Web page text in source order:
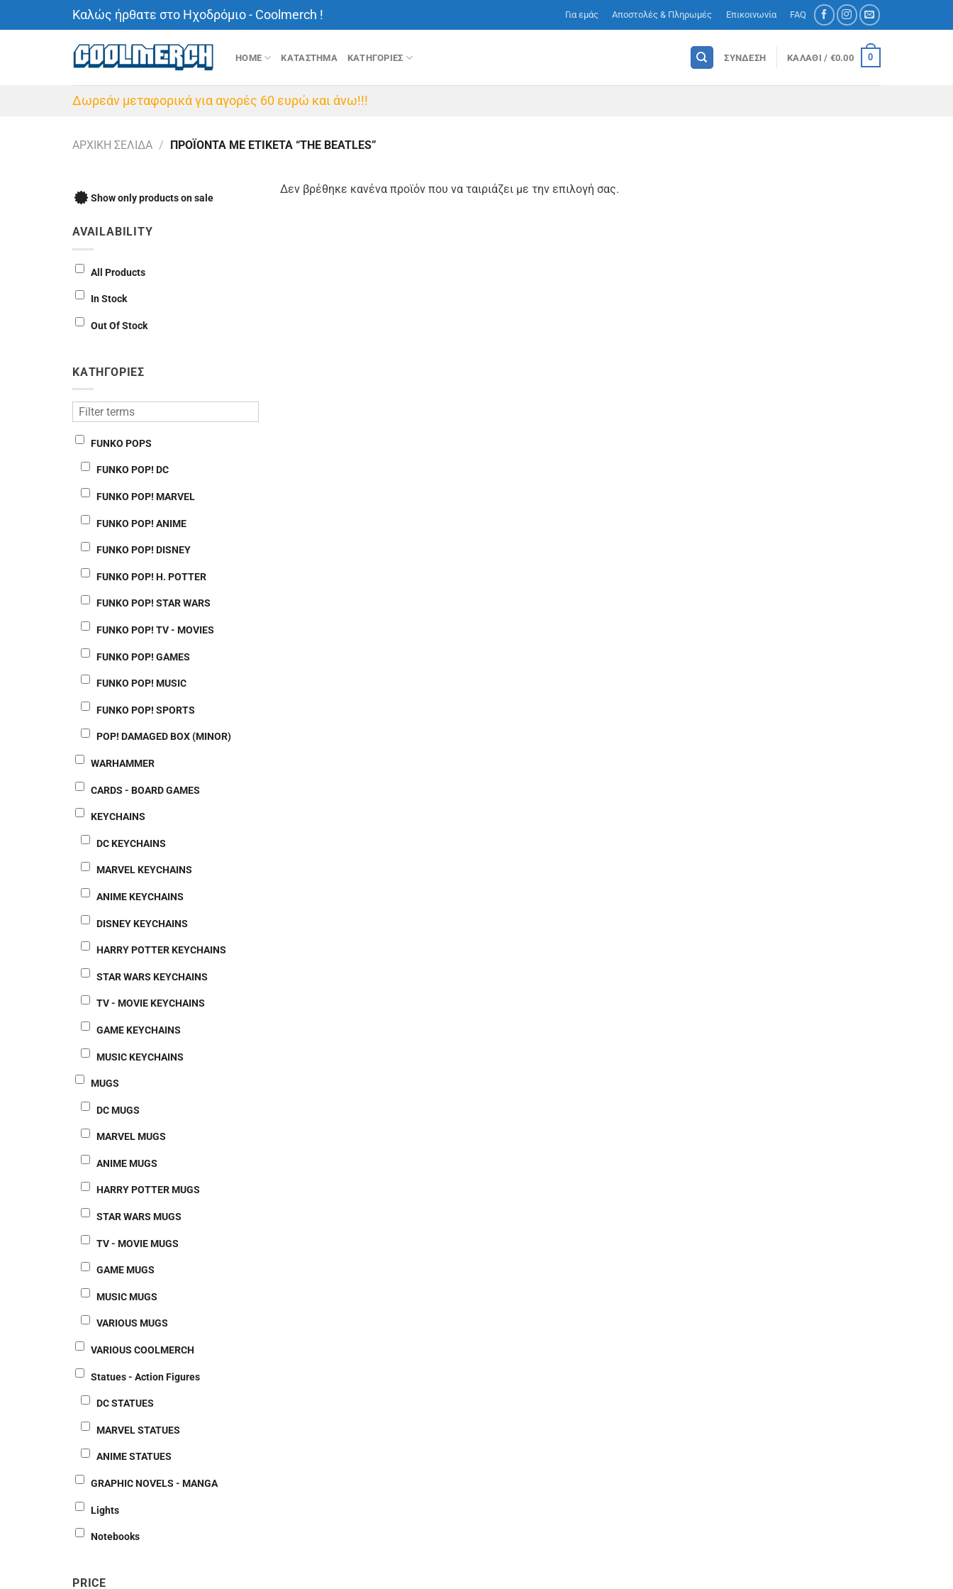
Καλώς ήρθατε στο Ηχοδρόμιο - Coolmerch ! Για εμάς Αποστολές & Πληρωμές Επικοινωνία FAQ
HOME ΚΑΤΑΣΤΗΜΑ ΚΑΤΗΓΟΡΙΕΣ ΣΎΝΔΕΣΗ ΚΑΛΆΘΙ / €0.00 0
Δωρεάν μεταφορικά για αγορές 60 ευρώ και άνω!!!
ΑΡΧΙΚΉ ΣΕΛΊΔΑ / ΠΡΟΪΌΝΤΑ ΜΕ ΕΤΙΚΈΤΑ “THE BEATLES”
Show only products on sale
AVAILABILITY
All Products
In Stock
Out Of Stock
ΚΑΤΗΓΟΡΙΕΣ
FUNKO POPS
FUNKO POP! DC
FUNKO POP! MARVEL
FUNKO POP! ANIME
FUNKO POP! DISNEY
FUNKO POP! H. POTTER
FUNKO POP! STAR WARS
FUNKO POP! TV - MOVIES
FUNKO POP! GAMES
FUNKO POP! MUSIC
FUNKO POP! SPORTS
POP! DAMAGED BOX (MINOR)
WARHAMMER
CARDS - BOARD GAMES
KEYCHAINS
DC KEYCHAINS
MARVEL KEYCHAINS
ANIME KEYCHAINS
DISNEY KEYCHAINS
HARRY POTTER KEYCHAINS
STAR WARS KEYCHAINS
TV - MOVIE KEYCHAINS
GAME KEYCHAINS
MUSIC KEYCHAINS
MUGS
DC MUGS
MARVEL MUGS
ANIME MUGS
HARRY POTTER MUGS
STAR WARS MUGS
TV - MOVIE MUGS
GAME MUGS
MUSIC MUGS
VARIOUS MUGS
VARIOUS COOLMERCH
Statues - Action Figures
DC STATUES
MARVEL STATUES
ANIME STATUES
GRAPHIC NOVELS - MANGA
Lights
Notebooks
PRICE
Δεν βρέθηκε κανένα προϊόν που να ταιριάζει με την επιλογή σας.